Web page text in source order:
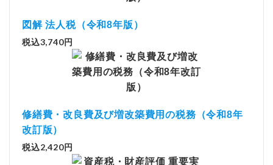
図解 法人税（令和8年版）
税込3,740円
修繕費・改良費及び増改築費用の税務（令和8年
改訂版）
税込2,420円